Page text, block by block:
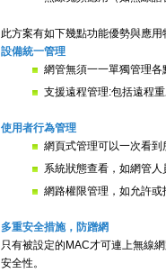
此方案有如下幾點功能優勢與應用
設備統一管理
網管無須一一單獨管理各
支援遠程管理:包括遠程
使用者行為管理
網頁式管理可以一次看到
系統狀態查看，如網管人
網路權限管理，如允許或
多重安全措施，防蹭網
只有被設定的MAC才可連上無線
安全性。